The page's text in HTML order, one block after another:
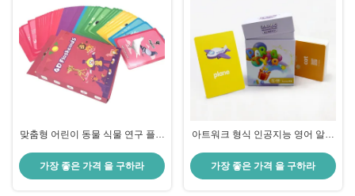
맞춤형 어린이 동물 식물 연구 플래
임
가장 좋은 가격 을 구하라
아트워크 형식 인공지능 영어 알파
가장 좋은 가격 을 구하라